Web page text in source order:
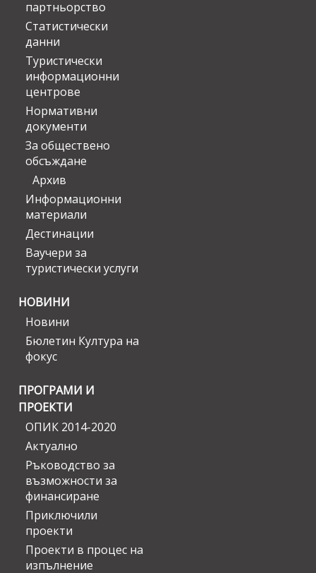
партньорство
Статистически
данни
Туристически
информационни
центрове
Нормативни
документи
За обществено
обсъждане
Архив
Информационни
материали
Дестинации
Ваучери за
туристически услуги
НОВИНИ
Новини
Бюлетин Култура на
фокус
ПРОГРАМИ И
ПРОЕКТИ
ОПИК 2014-2020
Актуално
Ръководство за
възможности за
финансиране
Приключили
проекти
Проекти в процес на
изпълнение